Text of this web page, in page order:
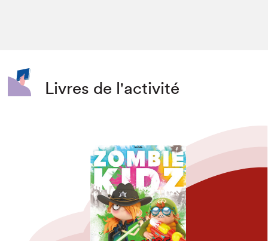
Livres de l'activité